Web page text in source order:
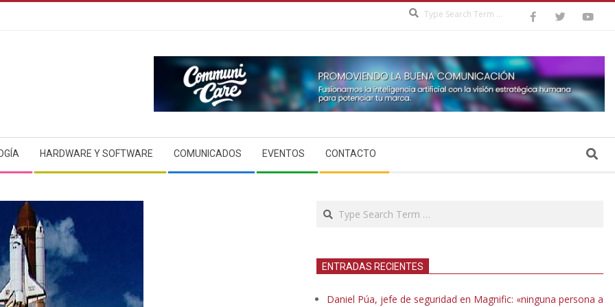
HARDWARE Y SOFTWARE COMUNICADOS EVENTOS CONTACTO Search
Search
ENTRADAS RECIENTES
Daniel Púa, jefe de seguridad en Magnific: «ninguna persona a